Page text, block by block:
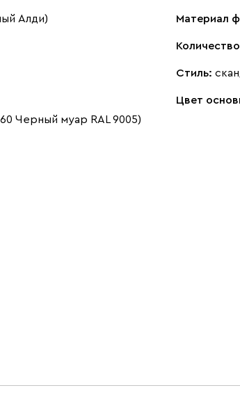
Алди)
Черный муар RAL 9005)
Материал
Стиль:
Цвет